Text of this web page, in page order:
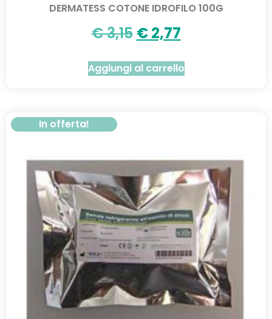
DERMATESS COTONE IDROFILO 100G
€3,15 €2,77
Aggiungi al carrello
In offerta!